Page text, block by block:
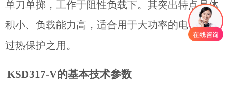
单刀单掷，工作于阻性负载下。其突出特点是体
积小、负载能力高，适合用于大功率的电器中作
过热保护之用。
KSD317-V的基本技术参数